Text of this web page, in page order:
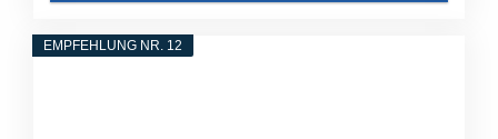
EMPFEHLUNG NR. 12